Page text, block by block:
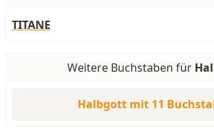
TITANE
Weitere Buchstaben für
Halbgott mit 11